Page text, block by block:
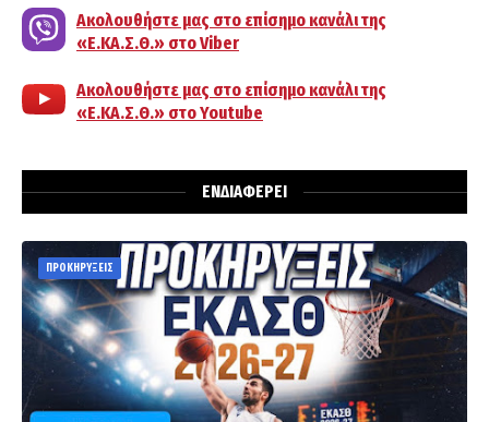
Ακολουθήστε μας στο επίσημο κανάλι της
«Ε.ΚΑ.Σ.Θ.» στο Viber
Ακολουθήστε μας στο επίσημο κανάλι της
«Ε.ΚΑ.Σ.Θ.» στο Youtube
ΕΝΔΙΑΦΕΡΕΙ
ΠΡΟΚΗΡΥΞΕΙΣ